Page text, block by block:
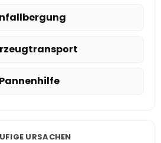
Pannenhilfe
URSACHEN